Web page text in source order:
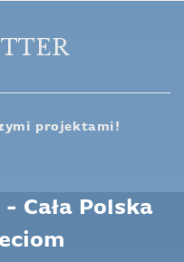
projektami!
- Cała Polska